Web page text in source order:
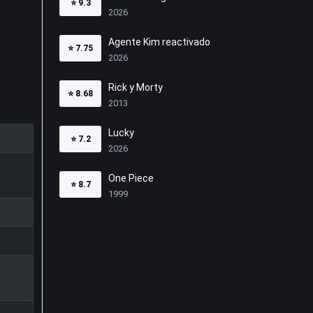
⭐ 9.3
2026
⭐ 7.75
Agente Kim reactivado
2026
⭐ 8.68
Rick y Morty
2013
⭐ 7.2
Lucky
2026
⭐ 8.7
One Piece
1999